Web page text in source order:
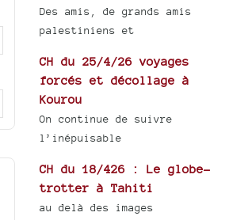
Des amis, de grands amis
palestiniens et
CH du 25/4/26 voyages
forcés et décollage à
Kourou
On continue de suivre
l’inépuisable
CH du 18/426 : Le globe-
trotter à Tahiti
au delà des images